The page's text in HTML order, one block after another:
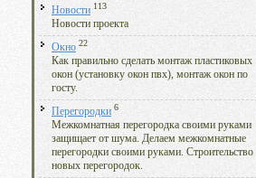
Новости 113
Новости проекта
Окно 22
Как правильно сделать монтаж пластиковых
окон (установку окон пвх), монтаж окон по
госту.
Перегородки 6
Межкомнатная перегородка своими руками
защищает от шума. Делаем межкомнатные
перегородки своими руками. Строительство
новых перегородок.